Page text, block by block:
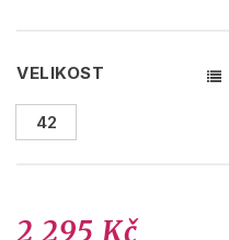
VELIKOST
42
2 295 Kč